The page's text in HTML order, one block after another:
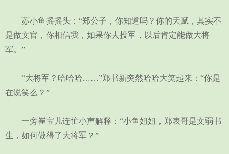
苏小鱼摇摇头：“郑公子，你知道吗？你的天赋，其实不
是做文官，你相信我，如果你去投军，以后肯定能做大将
军。”
“大将军？哈哈哈……”郑书新突然哈哈大笑起来：“你是
在说笑么？”
一旁崔宝儿连忙小声解释：“小鱼姐姐，郑表哥是文弱书
生，如何做得了大将军？”